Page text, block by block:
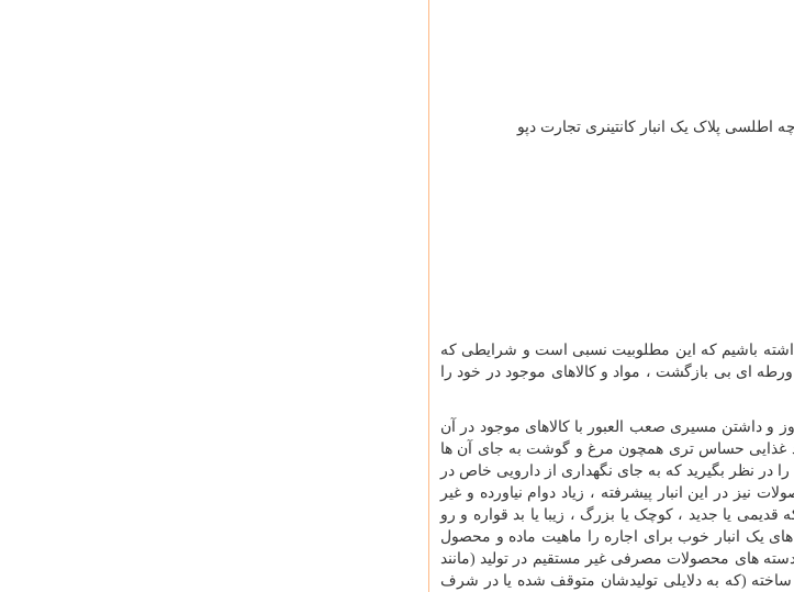
اطلسی پلاک یک انبار کانتینری تجارت دپو
داشته باشیم که این مطلوبیت نسبی است و شرایطی که
ای بی بازگشت ، مواد و کالاهای موجود در خود را
و داشتن مسیری صعب العبور با کالاهای موجود در آن
غذایی حساس تری همچون مرغ و گوشت به جای آن ها
در نظر بگیرید که به جای نگهداری از دارویی خاص در
در این انبار پیشرفته ، زیاد دوام نیاورده و غیر
یا جدید ، کوچک یا بزرگ ، زیبا یا بد قواره و رو
یک انبار خوب برای اجاره را ماهیت ماده و محصول
های محصولات مصرفی غیر مستقیم در تولید (مانند
(که به دلایلی تولیدشان متوقف شده یا در شرف